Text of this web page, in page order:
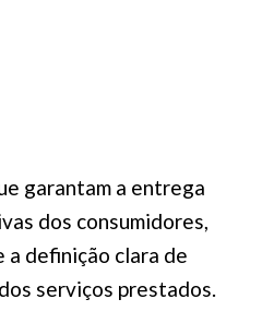
garantam a entrega
dos consumidores,
a definição clara de
serviços prestados.